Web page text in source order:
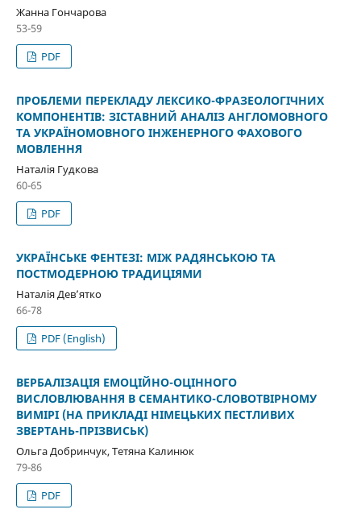
Жанна Гончарова
53-59
PDF
ПРОБЛЕМИ ПЕРЕКЛАДУ ЛЕКСИКО-ФРАЗЕОЛОГІЧНИХ
КОМПОНЕНТІВ: ЗІСТАВНИЙ АНАЛІЗ АНГЛОМОВНОГО
ТА УКРАЇНОМОВНОГО ІНЖЕНЕРНОГО ФАХОВОГО
МОВЛЕННЯ
Наталія Гудкова
60-65
PDF
УКРАЇНСЬКЕ ФЕНТЕЗІ: МІЖ РАДЯНСЬКОЮ ТА
ПОСТМОДЕРНОЮ ТРАДИЦІЯМИ
Наталія Дев’ятко
66-78
PDF (English)
ВЕРБАЛІЗАЦІЯ ЕМОЦІЙНО-ОЦІННОГО
ВИСЛОВЛЮВАННЯ В СЕМАНТИКО-СЛОВОТВІРНОМУ
ВИМІРІ (НА ПРИКЛАДІ НІМЕЦЬКИХ ПЕСТЛИВИХ
ЗВЕРТАНЬ-ПРІЗВИСЬК)
Ольга Добринчук, Тетяна Калинюк
79-86
PDF